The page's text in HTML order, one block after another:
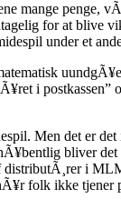
penge,
for at
under et
i
Men det er
bliver
i
folk ikke